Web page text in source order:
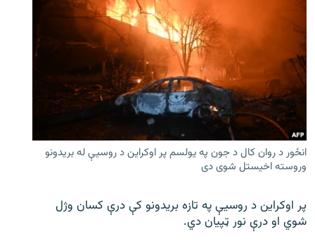
انځور د روان کال د جون په یولسم پر اوکراین د روسیې له بریدونو
وروسته اخیستل شوی دی
پر اوکراین د روسیې په تازه بریدونو کې درې کسان وژل
شوي او درې نور ټپیان دي.